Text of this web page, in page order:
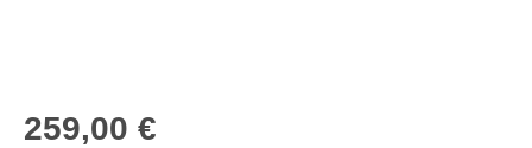
Regulärer Preis:
259,00 €